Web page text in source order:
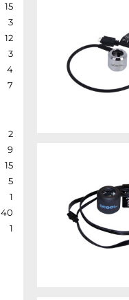
15
3
12
3
4
7
2
9
15
5
1
40
1